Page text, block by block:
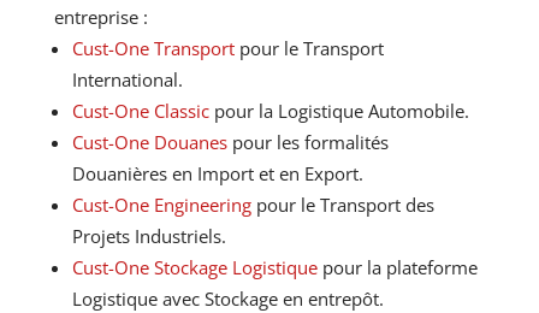
entreprise :
Cust-One Transportpour le Transport
International.
Cust-One Classicpour la Logistique Automobile.
Cust-One Douanespour les formalités
Douanières en Import et en Export.
Cust-One Engineeringpour le Transport des
Projets Industriels.
Cust-One Stockage Logistiquepour la plateforme
Logistique avec Stockage en entrepôt.